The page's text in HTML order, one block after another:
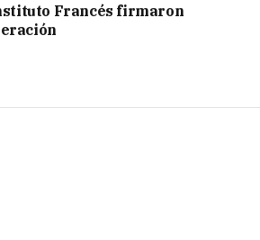
Francés firmaron